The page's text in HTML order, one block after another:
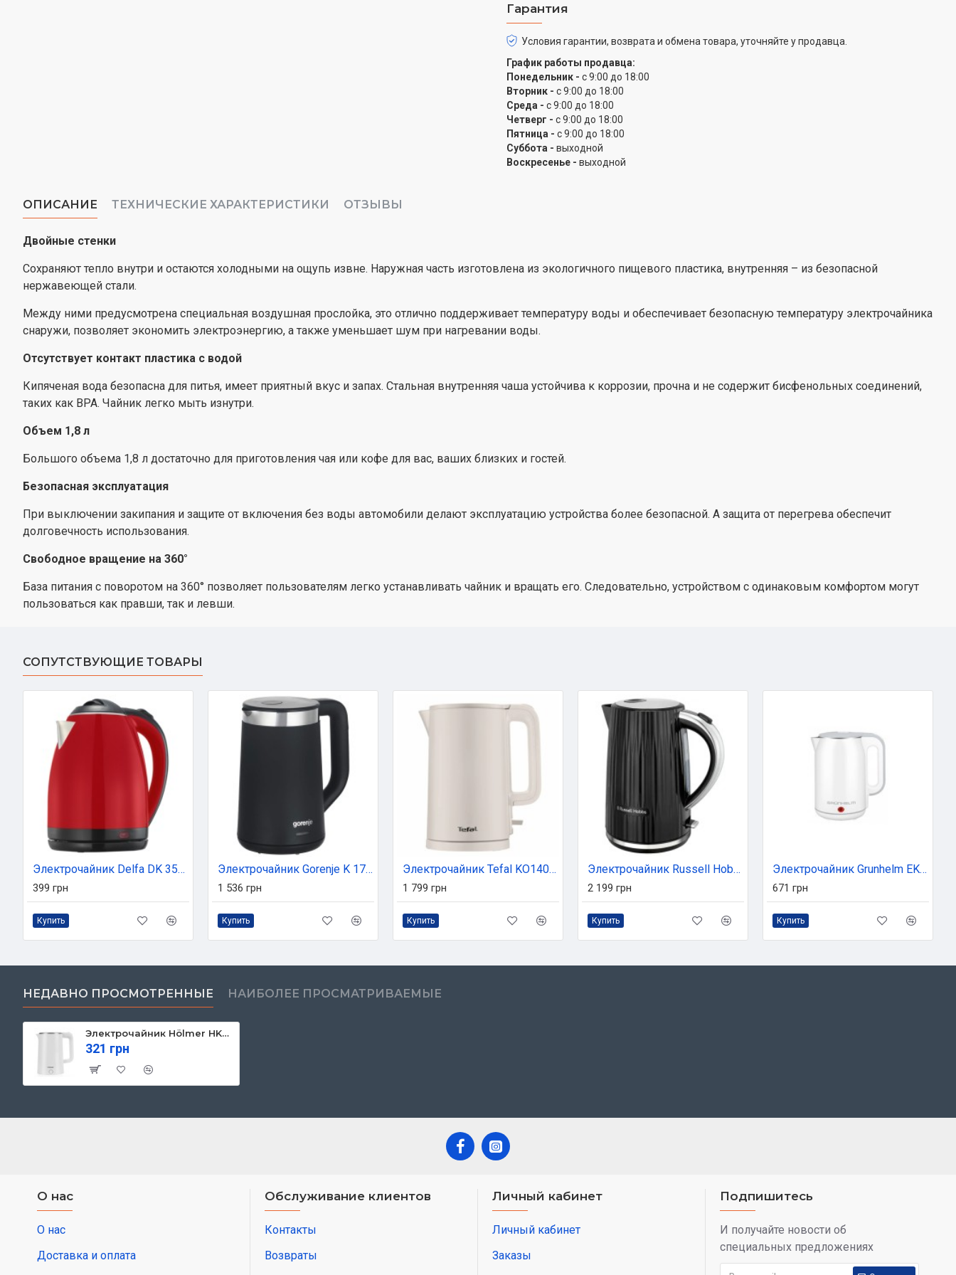
Свободное вращение на 360°
устанавливать чайник и вращать его. Следовательно, устройством с
одинаковым комфортом могут пользоваться как правши, так и левши.
Гарантия
Условия гарантии, возврата и обмена товара, уточняйте у продавца.
График работы продавца:
Понедельник - с 9:00 до 18:00
Вторник - с 9:00 до 18:00
Среда - с 9:00 до 18:00
Четверг - с 9:00 до 18:00
Пятница - с 9:00 до 18:00
Суббота - выходной
Воскресенье - выходной
ОПИСАНИЕ ТЕХНИЧЕСКИЕ ХАРАКТЕРИСТИКИ ОТЗЫВЫ
Двойные стенки
Сохраняют тепло внутри и остаются холодными на ощупь извне. Наружная часть изготовлена из экологичного пищевого пластика, внутренняя – из безопасной
нержавеющей стали.
Между ними предусмотрена специальная воздушная прослойка, это отлично поддерживает температуру воды и обеспечивает безопасную температуру электрочайника
снаружи, позволяет экономить электроэнергию, а также уменьшает шум при нагревании воды.
Отсутствует контакт пластика с водой
Кипяченая вода безопасна для питья, имеет приятный вкус и запах. Стальная внутренняя чаша устойчива к коррозии, прочна и не содержит бисфенольных соединений,
таких как ВРА. Чайник легко мыть изнутри.
Объем 1,8 л
Большого объема 1,8 л достаточно для приготовления чая или кофе для вас, ваших близких и гостей.
Безопасная эксплуатация
При выключении закипания и защите от включения без воды автомобили делают эксплуатацию устройства более безопасной. А защита от перегрева обеспечит
долговечность использования.
Свободное вращение на 360°
База питания с поворотом на 360° позволяет пользователям легко устанавливать чайник и вращать его. Следовательно, устройством с одинаковым комфортом могут
пользоваться как правши, так и левши.
СОПУТСТВУЮЩИЕ ТОВАРЫ
Электрочайник Delfa DK 3530 X червоний (DK 3530 X red)
399 грн
Купить
Электрочайник Gorenje K 17 TRDW
1 536 грн
Купить
Электрочайник Tefal KO140BE0
1 799 грн
Купить
Электрочайник Russell Hobbs 27361-70
2 199 грн
Купить
Электрочайник Grunhelm EKS-1864SW
671 грн
Купить
НЕДАВНО ПРОСМОТРЕННЫЕ НАИБОЛЕЕ ПРОСМАТРИВАЕМЫЕ
Электрочайник Hölmer HKS-212S
321 грн
О нас
О нас
Доставка и оплата
Обслуживание клиентов
Контакты
Возвраты
Личный кабинет
Личный кабинет
Заказы
Подпишитесь
И получайте новости об
специальных предложениях